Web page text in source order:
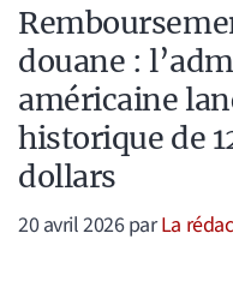
douane :
américaine
historique de
dollars
20 avril 2026parLa